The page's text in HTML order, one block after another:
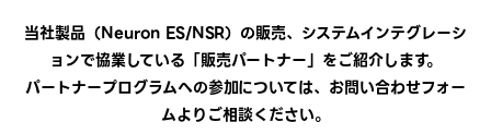
当社製品（Neuron ES/NSR）の販売、システムインテグレーシ
ョンで協業している「販売パートナー」をご紹介します。
パートナープログラムへの参加については、お問い合わせフォー
ムよりご相談ください。